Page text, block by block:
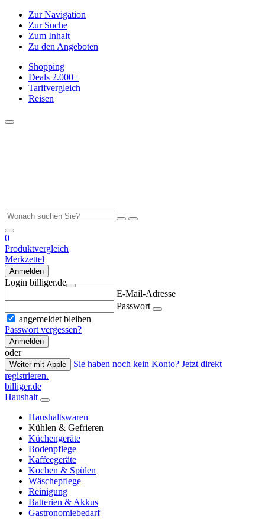
Zur Navigation
Zur Suche
Zum Inhalt
Zu den Angeboten
Shopping
Deals 2.000+
Tarifvergleich
Reisen
0
Produktvergleich
Merkzettel
Anmelden
Login billiger.de
E-Mail-Adresse
Passwort
angemeldet bleiben
Passwort vergessen?
Anmelden
oder
Weiter mit Apple
Sie haben noch kein Konto? Jetzt direkt
registrieren.
billiger.de
Haushalt
Haushaltswaren
Kühlen & Gefrieren
Küchengeräte
Bodenpflege
Kaffeegeräte
Kochen & Spülen
Wäschepflege
Reinigung
Batterien & Akkus
Gastronomiebedarf